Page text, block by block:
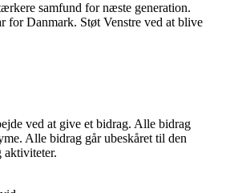
samfund for næste generation.
for Danmark. Støt Venstre ved at blive
ved at give et bidrag. Alle bidrag
Alle bidrag går ubeskåret til den
aktiviteter.